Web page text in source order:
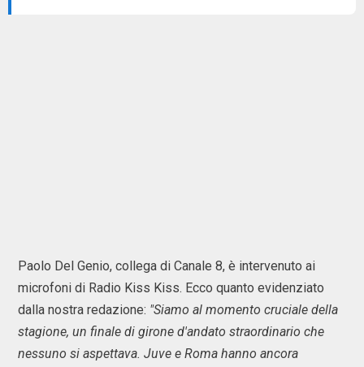
Paolo Del Genio, collega di Canale 8, è intervenuto ai
microfoni di Radio Kiss Kiss. Ecco quanto evidenziato
dalla nostra redazione: "Siamo al momento cruciale della
stagione, un finale di girone d'andato straordinario che
nessuno si aspettava. Juve e Roma hanno ancora